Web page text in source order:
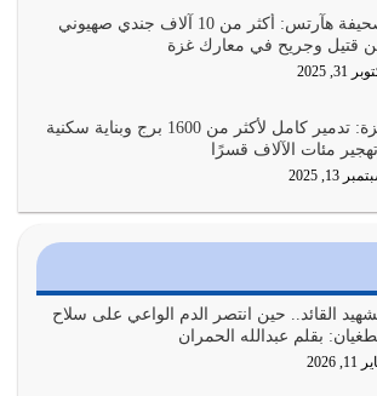
ان تكون خير امة أخرجت للناس بالنهوض
والنهي عن…
لا يجوز أن يخضع لآرائنا وأهوائنا
وتتفرق في كيانها معناه أنها أصبحت
صحيفة هآرتس: أكثر من 10 آلاف جندي صهيوني
قتيل وجريح في معارك غزة
31, 2025
غزة: تدمير كامل لأكثر من 1600 برج وبناية سكنية
مئات الآلاف قسرًا
13, 2025
القائد.. حين انتصر الدم الواعي على سلاح
بقلم عبدالله الحمران
2026